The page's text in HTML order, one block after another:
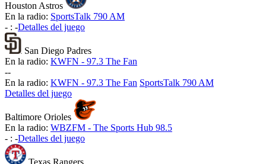
Houston Astros
En la radio: SportsTalk 790 AM
- : -Detalles del juego
San Diego Padres
En la radio: KWFN - 97.3 The Fan
--
En la radio: KWFN - 97.3 The Fan SportsTalk 790 AM
Detalles del juego
Baltimore Orioles
En la radio: WBZFM - The Sports Hub 98.5
- : -Detalles del juego